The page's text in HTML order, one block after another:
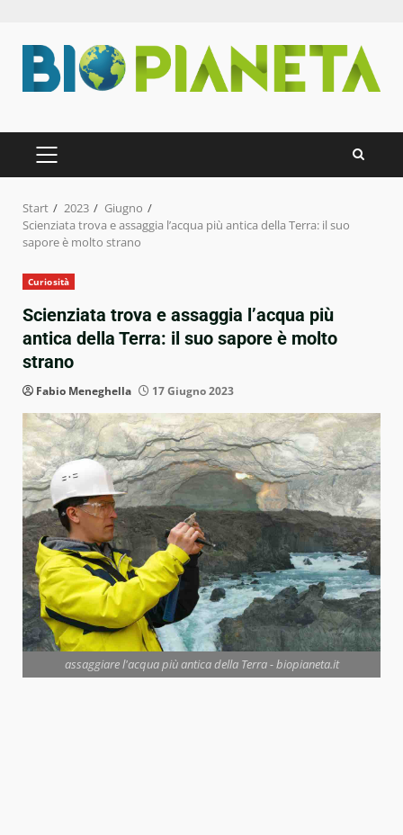
Inhalt
springen
PRIMÄRES
MENÜ
Start 2023
Giugno
Scienziata trova e assaggia l’acqua più antica della Terra: il suo
sapore è molto strano
Curiosità
Scienziata trova e assaggia l’acqua più
antica della Terra: il suo sapore è molto
strano
Fabio Meneghella 17 Giugno 2023
assaggiare l'acqua più antica della Terra - biopianeta.it